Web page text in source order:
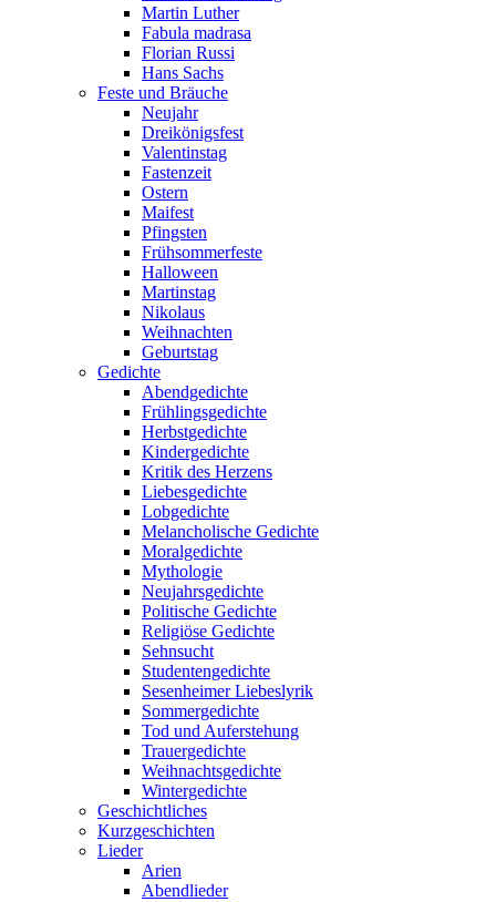
Martin Luther
Fabula madrasa
Florian Russi
Hans Sachs
Feste und Bräuche
Neujahr
Dreikönigsfest
Valentinstag
Fastenzeit
Ostern
Maifest
Pfingsten
Frühsommerfeste
Halloween
Martinstag
Nikolaus
Weihnachten
Geburtstag
Gedichte
Abendgedichte
Frühlingsgedichte
Herbstgedichte
Kindergedichte
Kritik des Herzens
Liebesgedichte
Lobgedichte
Melancholische Gedichte
Moralgedichte
Mythologie
Neujahrsgedichte
Politische Gedichte
Religiöse Gedichte
Sehnsucht
Studentengedichte
Sesenheimer Liebeslyrik
Sommergedichte
Tod und Auferstehung
Trauergedichte
Weihnachtsgedichte
Wintergedichte
Geschichtliches
Kurzgeschichten
Lieder
Arien
Abendlieder